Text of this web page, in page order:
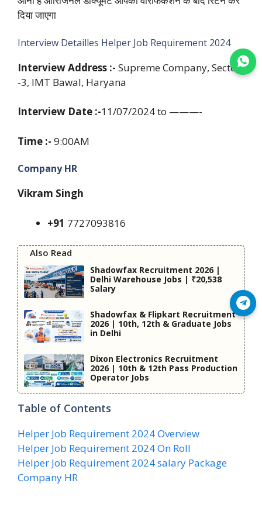
दिया जाएगा
Interview Detailles Helper Job Requirement 2024
Interview Address :- Supreme Company, Sector
-3, IMT Bawal, Haryana
Interview Date :-11/07/2024 to ———-
Time :- 9:00AM
Company HR
Vikram Singh
+91 7727093816
Also Read
Shadowfax Recruitment 2026 |
Delhi Warehouse Jobs | ₹20,538
Salary
Shadowfax & Flipkart Recruitment
2026 | 10th, 12th & Graduate Jobs
in Delhi
Dixon Electronics Recruitment
2026 | 10th & 12th Pass Production
Operator Jobs
Table of Contents
Helper Job Requirement 2024 Overview
Helper Job Requirement 2024 On Roll
Helper Job Requirement 2024 salary Package
Company HR